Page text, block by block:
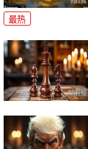
最热